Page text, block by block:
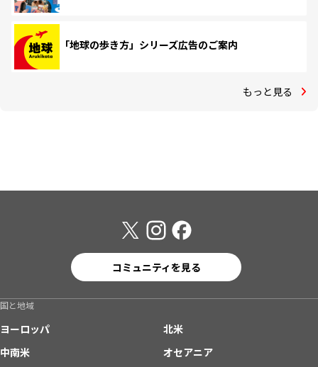
「地球の歩き方」シリーズ広告のご案内
もっと見る
コミュニティを見る
国と地域
ヨーロッパ
北米
中南米
オセアニア